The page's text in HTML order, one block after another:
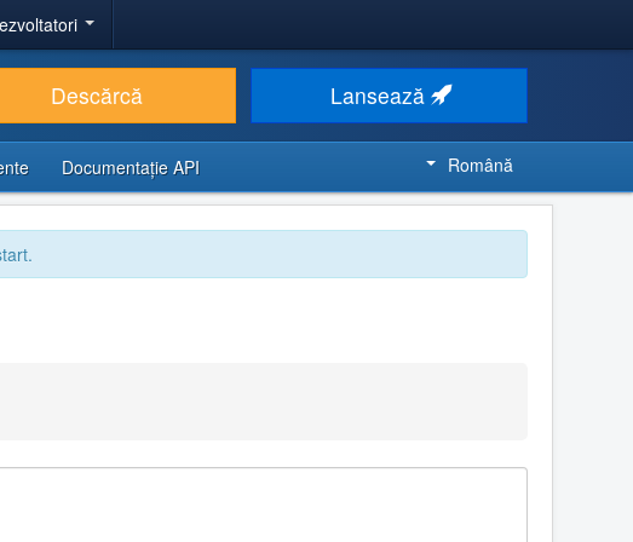
Descărcă Lansează
Documentaţie API Română